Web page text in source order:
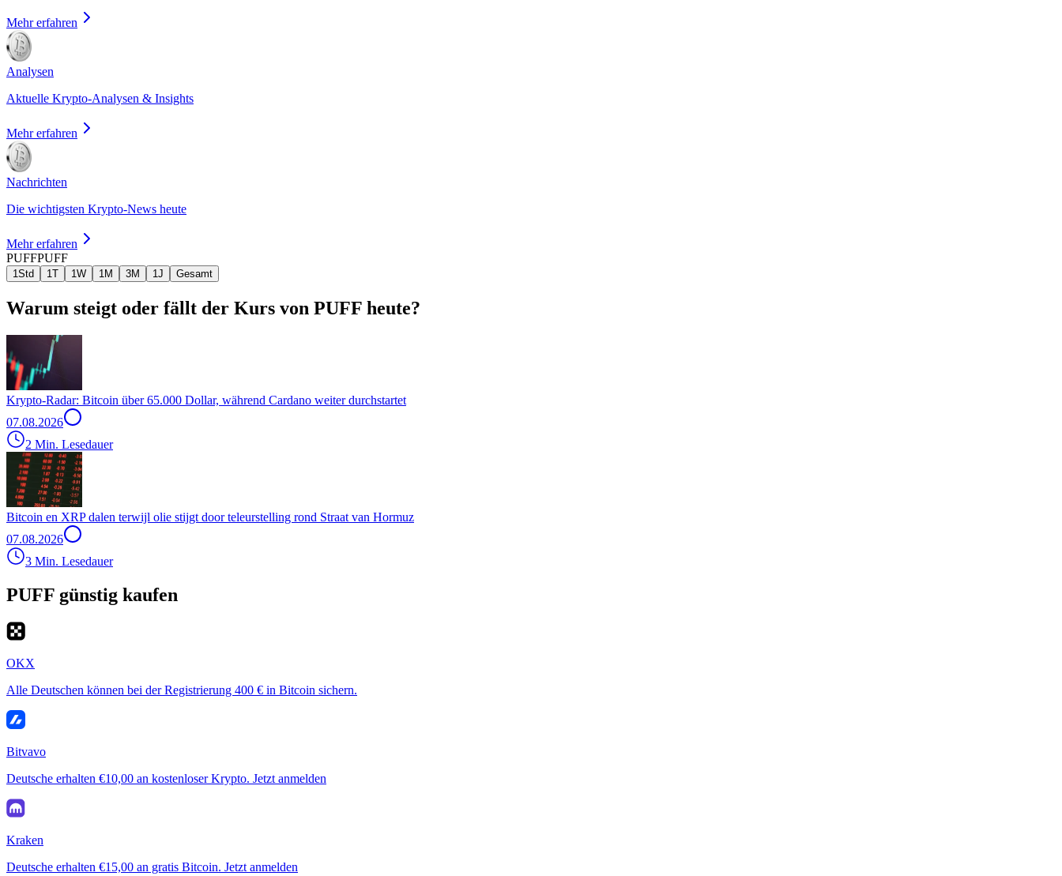
Mehr erfahren
Analysen
Aktuelle Krypto-Analysen & Insights
Mehr erfahren
Nachrichten
Die wichtigsten Krypto-News heute
Mehr erfahren
PUFFPUFF
1Std 1T 1W 1M 3M 1J Gesamt
Warum steigt oder fällt der Kurs von PUFF heute?
Krypto-Radar: Bitcoin über 65.000 Dollar, während Cardano weiter durchstartet
07.08.2026
2 Min. Lesedauer
Bitcoin en XRP dalen terwijl olie stijgt door teleurstelling rond Straat van Hormuz
07.08.2026
3 Min. Lesedauer
PUFF günstig kaufen
OKX
Alle Deutschen können bei der Registrierung 400 € in Bitcoin sichern.
Bitvavo
Deutsche erhalten €10,00 an kostenloser Krypto. Jetzt anmelden
Kraken
Deutsche erhalten €15,00 an gratis Bitcoin. Jetzt anmelden